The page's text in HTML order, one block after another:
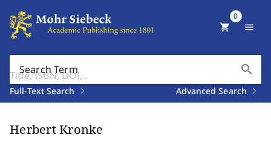
Search Term search
Full-Text Search Advanced Search
shopping_cart
0
menu
Herbert Kronke